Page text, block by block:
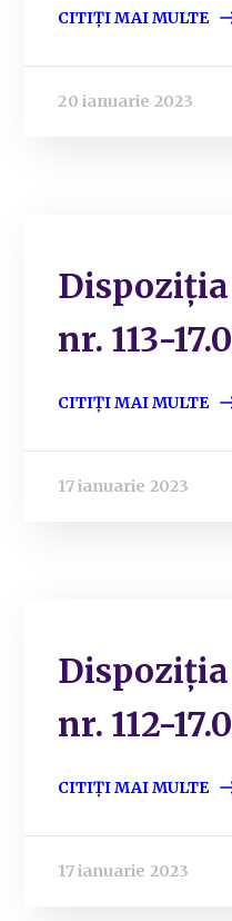
CITIȚI MAI MULTE
20 ianuarie 2023
nr. 113-
CITIȚI MAI MULTE
17 ianuarie 2023
nr. 112-
CITIȚI MAI MULTE
17 ianuarie 2023